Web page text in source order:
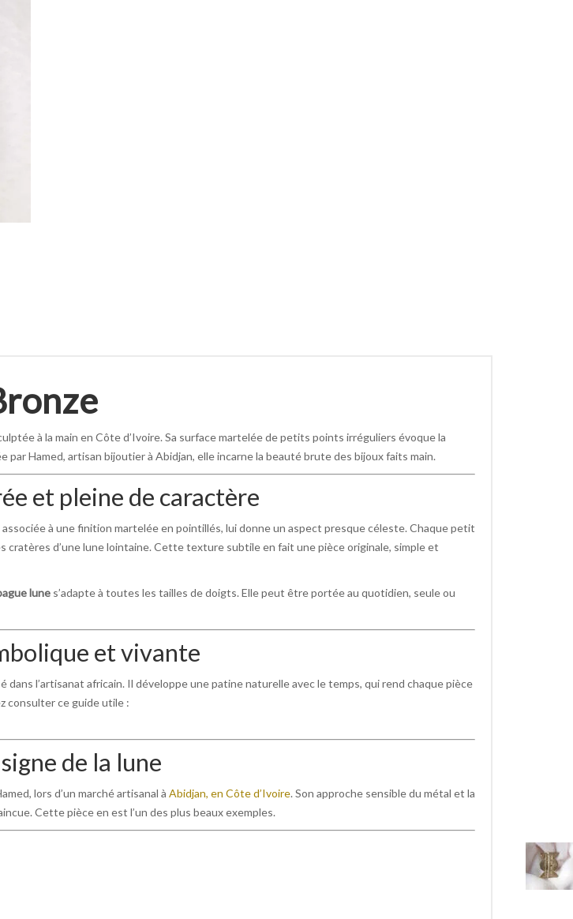
à la main en Côte d’Ivoire. Sa surface martelée de petits points irréguliers évoque la
par Hamed, artisan bijoutier à Abidjan, elle incarne la beauté brute des bijoux faits main.
et pleine de caractère
à une finition martelée en pointillés, lui donne un aspect presque céleste. Chaque petit
cratères d’une lune lointaine. Cette texture subtile en fait une pièce originale, simple et
lune s’adapte à toutes les tailles de doigts. Elle peut être portée au quotidien, seule ou
et vivante
l’artisanat africain. Il développe une patine naturelle avec le temps, qui rend chaque pièce
consulter ce guide utile :
de la lune
lors d’un marché artisanal à Abidjan, en Côte d’Ivoire. Son approche sensible du métal et la
Cette pièce en est l’un des plus beaux exemples.